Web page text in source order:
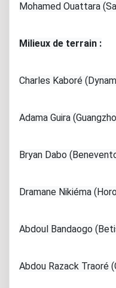
Mohamed Ouattara
Milieux de terrain :
Charles Kaboré
Adama Guira
Bryan Dabo
Dramane Nikiéma
Abdoul Bandaogo
Abdou Razack Traoré